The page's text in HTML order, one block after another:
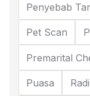
Penyebab
Pet Scan
Premarital
Puasa